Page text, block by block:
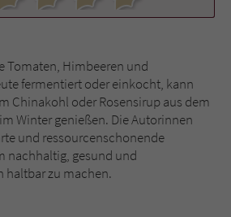
Tomaten, Himbeeren und
fermentiert oder einkocht, kann
Chinakohl oder Rosensirup aus dem
Winter genießen. Die Autorinnen
und ressourcenschonende
nachhaltig, gesund und
haltbar zu machen.
Couch Medien GmbH & Co. KG
für Kommentare einzelner Buchtitel